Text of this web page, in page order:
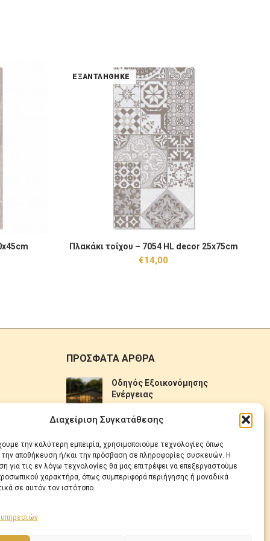
Διαχείριση Συγκατάθεσης
την καλύτερη εμπειρία, χρησιμοποιούμε τεχνολογίες όπως
την αποθήκευση ή/και την πρόσβαση σε πληροφορίες συσκευών. Η
για τις εν λόγω τεχνολογίες θα μας επιτρέψει να επεξεργαστούμε
χαρακτήρα, όπως συμπεριφορά περιήγησης ή μοναδικά
σε αυτόν τον ιστότοπο.
υπηρεσιών
ποσότητα
ΕΞΑΝΤΛΉΘΗΚΕ
ΕΞΑΝΤΛΉΘΗΚΕ
Πλακάκι τοίχου – 7054 HL decor 25x75cm
€14,00
ΠΡΟΣΦΑΤΑ ΑΡΘΡΑ
Οδηγός Εξοικονόμησης
Ενέργειας
Πως να επιλέξετε ηλιακό
θερμοσίφωνα
No Comments